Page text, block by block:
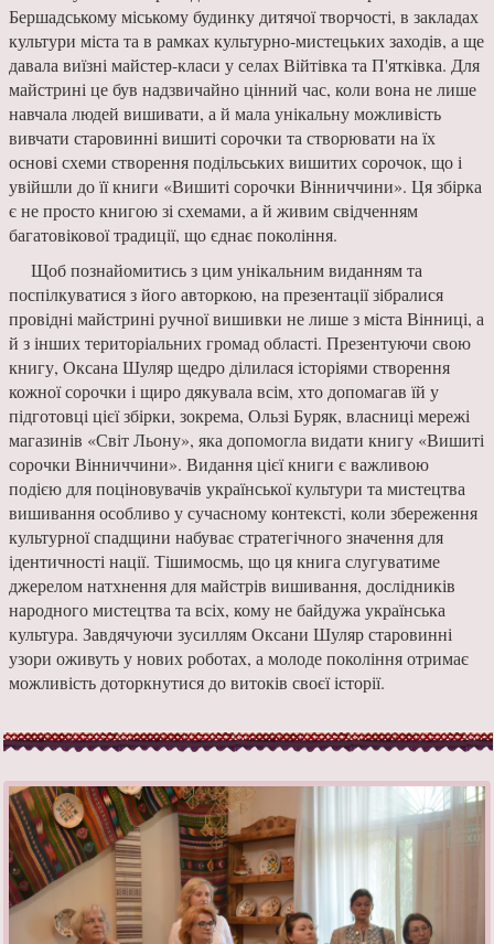
Бершадському міському будинку дитячої творчості, в закладах
культури міста та в рамках культурно-мистецьких заходів, а ще
давала виїзні майстер-класи у селах Війтівка та П'ятківка. Для
майстрині це був надзвичайно цінний час, коли вона не лише
навчала людей вишивати, а й мала унікальну можливість
вивчати старовинні вишиті сорочки та створювати на їх
основі схеми створення подільських вишитих сорочок, що і
увійшли до її книги «Вишиті сорочки Вінниччини». Ця збірка
є не просто книгою зі схемами, а й живим свідченням
багатовікової традиції, що єднає покоління.
Щоб познайомитись з цим унікальним виданням та
поспілкуватися з його авторкою, на презентації зібралися
провідні майстрині ручної вишивки не лише з міста Вінниці, а
й з інших територіальних громад області. Презентуючи свою
книгу, Оксана Шуляр щедро ділилася історіями створення
кожної сорочки і щиро дякувала всім, хто допомагав їй у
підготовці цієї збірки, зокрема, Ользі Буряк, власниці мережі
магазинів «Світ Льону», яка допомогла видати книгу «Вишиті
сорочки Вінниччини». Видання цієї книги є важливою
подією для поціновувачів української культури та мистецтва
вишивання особливо у сучасному контексті, коли збереження
культурної спадщини набуває стратегічного значення для
ідентичності нації. Тішимосмь, що ця книга слугуватиме
джерелом натхнення для майстрів вишивання, дослідників
народного мистецтва та всіх, кому не байдужа українська
культура. Завдячуючи зусиллям Оксани Шуляр старовинні
узори оживуть у нових роботах, а молоде покоління отримає
можливість доторкнутися до витоків своєї історії.